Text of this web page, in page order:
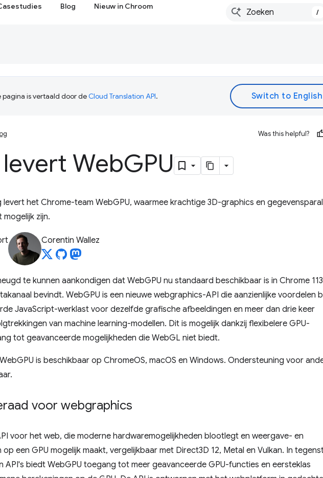
Blog Nieuw in Chroom
/
pagina is vertaald door deCloud Translation API.
Was this helpful?
WebGPU
levert het Chrome-team WebGPU, waarmee krachtige 3D-graphics en
zijn.
Corentin Wallez
te kunnen aankondigen dat WebGPU nu standaard beschikbaar is in Chrome
bevindt. WebGPU is een nieuwe webgraphics-API die aanzienlijke voordelen
JavaScript-werklast voor dezelfde grafische afbeeldingen en meer dan drie keer
van machine learning-modellen. Dit is mogelijk dankzij flexibelere GPU-
tot geavanceerde mogelijkheden die WebGL niet biedt.
is beschikbaar op ChromeOS, macOS en Windows. Ondersteuning voor
voor webgraphics
voor het web, die moderne hardwaremogelijkheden blootlegt en weergave- en
een GPU mogelijk maakt, vergelijkbaar met Direct3D 12, Metal en Vulkan. In
API's biedt WebGPU toegang tot meer geavanceerde GPU-functies en eersteklas